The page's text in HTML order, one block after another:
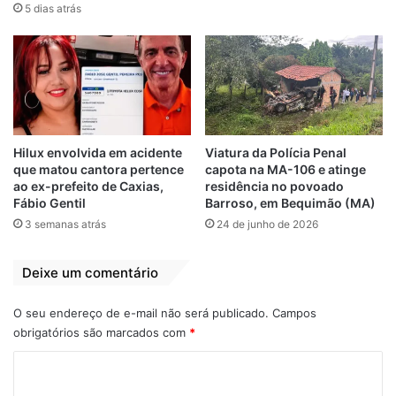
Relacionado
Homem que
estuprava crianças
em igreja
evangélica é preso
em São Luís-MA
21 de julho de 2023
Em "POLÍCIA"
Polícia prende
idoso acusado de
estuprar menina de
11 anos
15 de setembro de 2023
Em "POLÍCIA"
Empresário
Maranhense é
14 de junho de 2023
5 dias atrás
Hilux envolvida em acidente
que matou cantora pertence
ao ex-prefeito de Caxias,
Fábio Gentil
3 semanas atrás
Viatura da Polícia Penal
capota na MA-106 e atinge
residência no povoado
Barroso, em Bequimão (MA)
24 de junho de 2026
Deixe um comentário
O seu endereço de e-mail não será publicado. Campos
obrigatórios são marcados com *